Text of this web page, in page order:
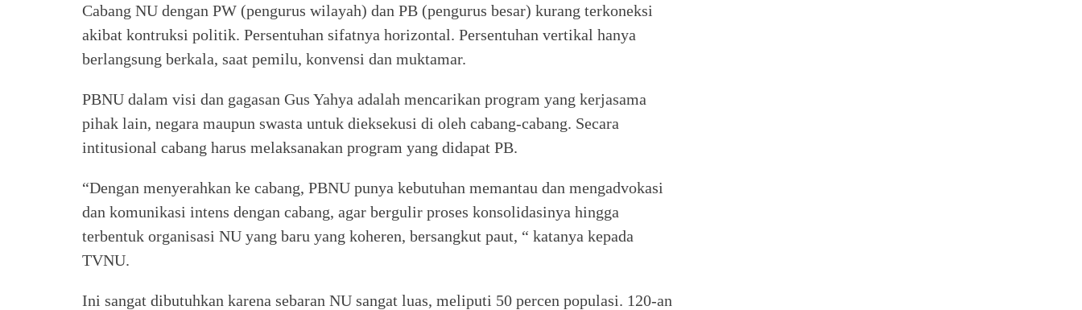
Cabang NU dengan PW (pengurus wilayah) dan PB (pengurus besar) kurang terkoneksi
akibat kontruksi politik. Persentuhan sifatnya horizontal. Persentuhan vertikal hanya
berlangsung berkala, saat pemilu, konvensi dan muktamar.
PBNU dalam visi dan gagasan Gus Yahya adalah mencarikan program yang kerjasama
pihak lain, negara maupun swasta untuk dieksekusi di oleh cabang-cabang. Secara
intitusional cabang harus melaksanakan program yang didapat PB.
“Dengan menyerahkan ke cabang, PBNU punya kebutuhan memantau dan mengadvokasi
dan komunikasi intens dengan cabang, agar bergulir proses konsolidasinya hingga
terbentuk organisasi NU yang baru yang koheren, bersangkut paut, “ katanya kepada
TVNU.
Ini sangat dibutuhkan karena sebaran NU sangat luas, meliputi 50 percen populasi. 120-an